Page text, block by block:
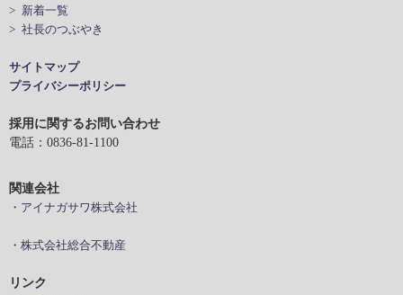
> 新着一覧
> 社長のつぶやき
サイトマップ
プライバシーポリシー
採用に関するお問い合わせ
電話：0836-81-1100
関連会社
・アイナガサワ株式会社
・株式会社総合不動産
リンク